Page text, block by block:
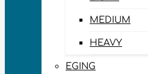
MEDIUM
HEAVY
EGING